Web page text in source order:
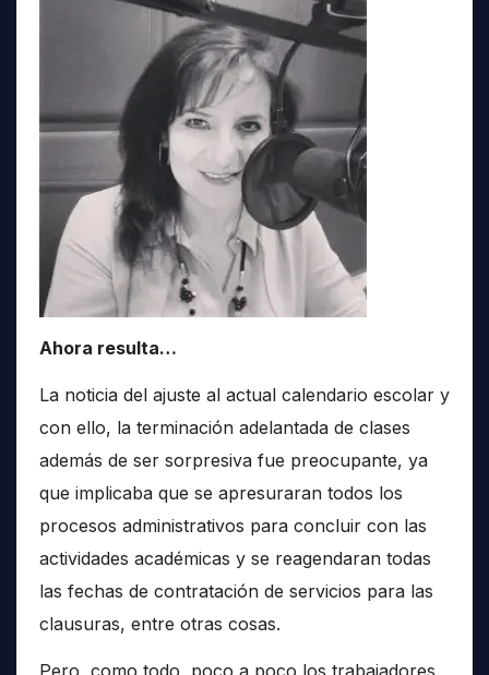
Ahora resulta…
La noticia del ajuste al actual calendario escolar y
con ello, la terminación adelantada de clases
además de ser sorpresiva fue preocupante, ya
que implicaba que se apresuraran todos los
procesos administrativos para concluir con las
actividades académicas y se reagendaran todas
las fechas de contratación de servicios para las
clausuras, entre otras cosas.
Pero, como todo, poco a poco los trabajadores